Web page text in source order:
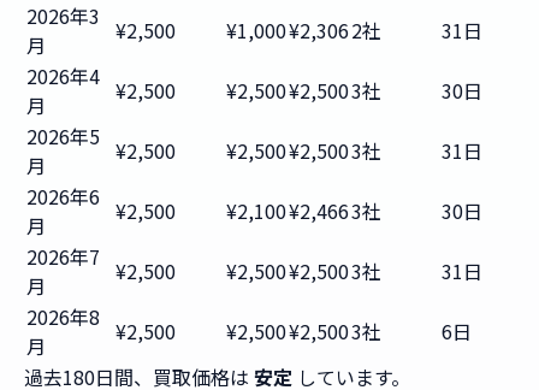
2026年3
月
¥2,500 ¥1,000¥2,3062社
31日
2026年4
月
¥2,500 ¥2,500¥2,5003社
30日
2026年5
月
¥2,500 ¥2,500¥2,5003社
31日
2026年6
月
¥2,500 ¥2,100¥2,4663社
30日
2026年7
月
¥2,500 ¥2,500¥2,5003社
31日
2026年8
月
¥2,500 ¥2,500¥2,5003社
6日
過去180日間、買取価格は 安定 しています。